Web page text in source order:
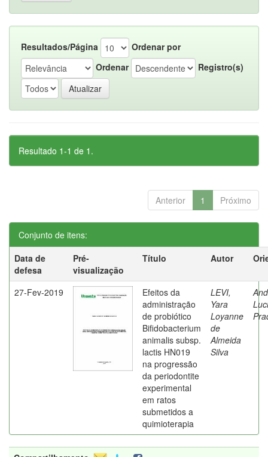
Resultados/Página
Ordenar por
Ordenar
Registro(s)
Resultado 1-1 de 1.
Anterior 1 Próximo
Conjunto de itens:
Data de
defesa
Pré-
visualização
Título Autor
27-Fev-2019
Efeitos da
administração
de probiótico
Bifidobacterium
animalis subsp.
lactis HN019
na progressão
da periodontite
experimental
em ratos
submetidos a
quimioterapia
LEVI,
Yara
Loyanne
de
Almeida
Silva